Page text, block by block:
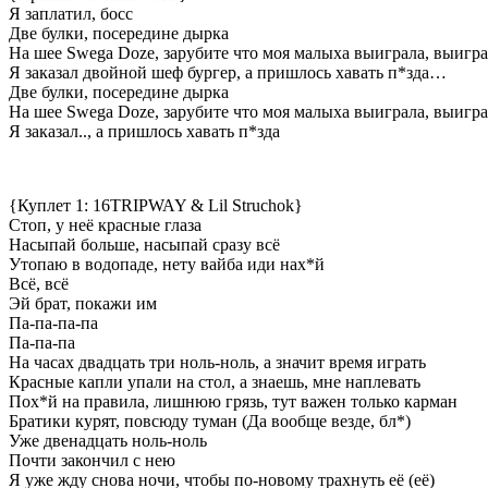
Я заплатил, босс
Две булки, посередине дырка
На шее Swega Doze, зарубите что моя малыха выиграла,
Я заказал двойной шеф бургер, а пришлось хавать п*зда…
Две булки, посередине дырка
На шее Swega Doze, зарубите что моя малыха выиграла,
Я заказал.., а пришлось хавать п*зда
{Куплет 1: 16TRIPWAY & Lil Struchok}
Стоп, у неё красные глаза
Насыпай больше, насыпай сразу всё
Утопаю в водопаде, нету вайба иди нах*й
Всё, всё
Эй брат, покажи им
Па-па-па-па
Па-па-па
На часах двадцать три ноль-ноль, а значит время играть
Красные капли упали на стол, а знаешь, мне наплевать
Пох*й на правила, лишнюю грязь, тут важен только карман
Братики курят, повсюду туман (Да вообще везде, бл*)
Уже двенадцать ноль-ноль
Почти закончил с нею
Я уже жду снова ночи, чтобы по-новому трахнуть её (её)